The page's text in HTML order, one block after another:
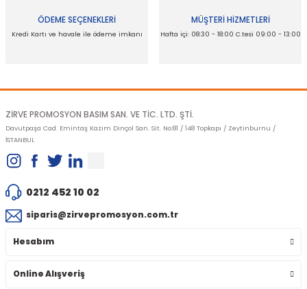
ÖDEME SEÇENEKLERİ
Kredi Kartı ve havale ile ödeme imkanı
MÜŞTERİ HİZMETLERİ
Hafta içi: 08:30 - 18:00 C.tesi 09:00 - 13:00
ZİRVE PROMOSYON BASIM SAN. VE TİC. LTD. ŞTİ.
Davutpaşa Cad. Emintaş Kazım Dinçol San. Sit. No:81 / 148 Topkapı / Zeytinburnu /
İSTANBUL
0212 452 10 02
siparis@zirvepromosyon.com.tr
Hesabım
Online Alışveriş